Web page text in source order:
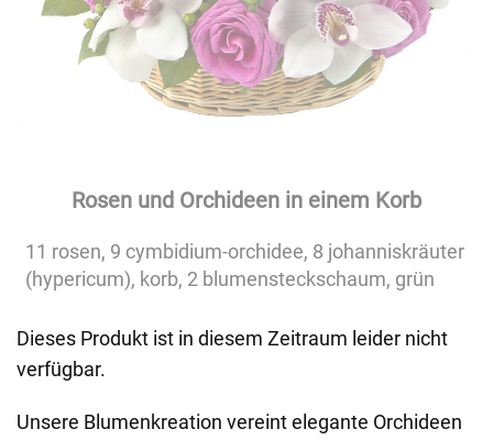
Rosen und Orchideen in einem Korb
11 rosen, 9 cymbidium-orchidee, 8 johanniskräuter
(hypericum), korb, 2 blumensteckschaum, grün
Dieses Produkt ist in diesem Zeitraum leider nicht
verfügbar.
Unsere Blumenkreation vereint elegante Orchideen